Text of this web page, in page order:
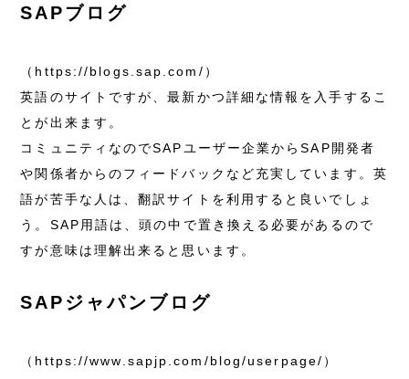
SAPブログ
（https://blogs.sap.com/）
英語のサイトですが、最新かつ詳細な情報を入手するこ
とが出来ます。
コミュニティなのでSAPユーザー企業からSAP開発者
や関係者からのフィードバックなど充実しています。英
語が苦手な人は、翻訳サイトを利用すると良いでしょ
う。SAP用語は、頭の中で置き換える必要があるので
すが意味は理解出来ると思います。
SAPジャパンブログ
（https://www.sapjp.com/blog/userpage/）